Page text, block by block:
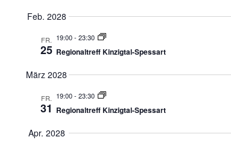
Feb. 2028
FR.
25
19:00- 23:30
Regionaltreff Kinzigtal-Spessart
März 2028
FR.
31
19:00- 23:30
Regionaltreff Kinzigtal-Spessart
Apr. 2028